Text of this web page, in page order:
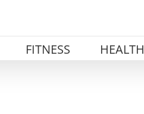
FITNESS HEALTH